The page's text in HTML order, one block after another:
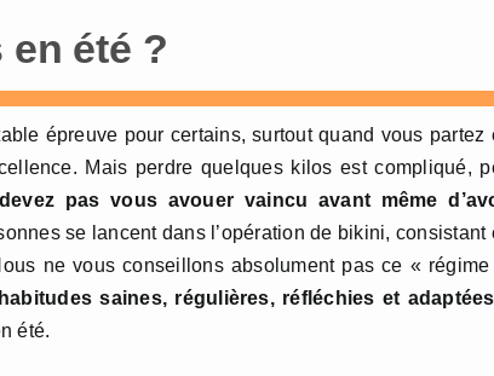
été ?
épreuve pour certains, surtout quand vous partez
Mais perdre quelques kilos est compliqué,
pas vous avouer vaincu avant même
se lancent dans l’opération de bikini, consistant
ne vous conseillons absolument pas ce « régime
habitudes saines, régulières, réfléchies et
été.